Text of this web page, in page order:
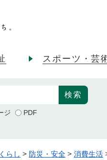
スポーツ・芸
ジ PDF
くらし > 防災・安全 > 消費生活